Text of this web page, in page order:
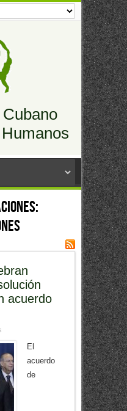
acuerdo
El
acuerdo
de